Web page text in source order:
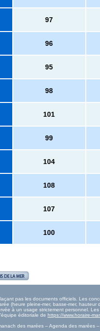
97
96
95
98
101
99
104
108
107
100
pas les documents officiels. Les
(heure pleine-mer, basse-mer, hauteur
à un usage strictement personnel.
éditoriale de https://www.horaire-
des marées – Agenda des marées